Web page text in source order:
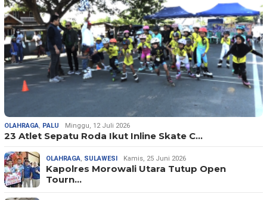
OLAHRAGA, PALU Minggu, 12 Juli 2026
23 Atlet Sepatu Roda Ikut Inline Skate C…
OLAHRAGA, SULAWESI Kamis, 25 Juni 2026
Kapolres Morowali Utara Tutup Open
Tourn…